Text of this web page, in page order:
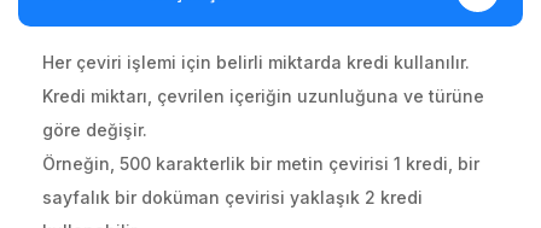
Her çeviri işlemi için belirli miktarda kredi kullanılır.
Kredi miktarı, çevrilen içeriğin uzunluğuna ve türüne
göre değişir.
Örneğin, 500 karakterlik bir metin çevirisi 1 kredi, bir
sayfalık bir doküman çevirisi yaklaşık 2 kredi